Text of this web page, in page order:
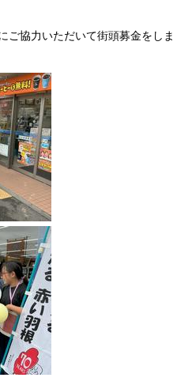
ご協力いただいて街頭募金をしま